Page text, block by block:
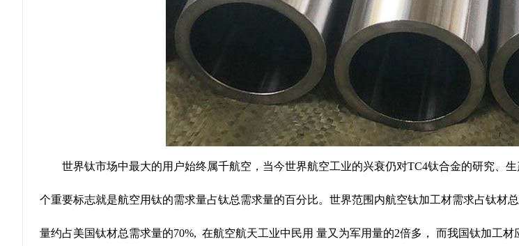
世界钛市场中最大的用户始终属千航空，当今世界航空工业的兴衰仍对TC4钛合金的研究
个重要标志就是航空用钛的需求量占钛总需求量的百分比。世界范围内航空钛加工材需求占钛材
量约占美国钛材总需求量的70%, 在航空航天工业中民用 量又为军用量的2倍多， 而我国钛加